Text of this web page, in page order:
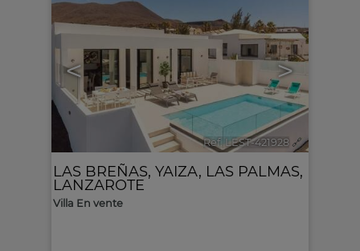
< >
Ref. LEST-421928 🔗
LAS BREÑAS, YAIZA, LAS PALMAS,
LANZAROTE
Villa En vente